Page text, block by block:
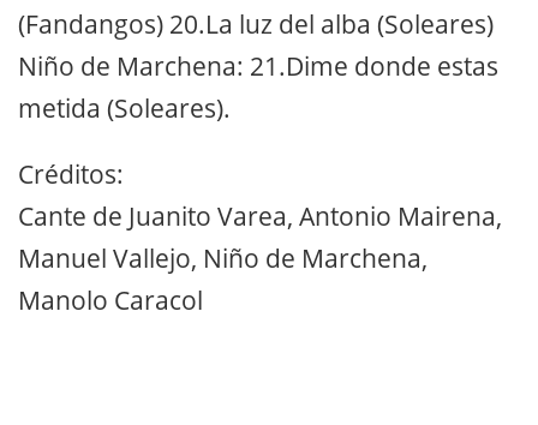
(Fandangos) 20.La luz del alba (Soleares)
Niño de Marchena: 21.Dime donde estas
metida (Soleares).
Créditos:
Cante de Juanito Varea, Antonio Mairena,
Manuel Vallejo, Niño de Marchena,
Manolo Caracol